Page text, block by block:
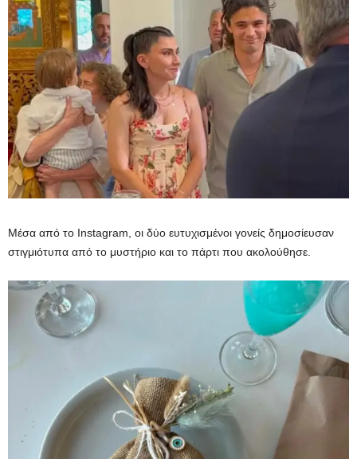
Μέσα από το Instagram, οι δύο ευτυχισμένοι γονείς δημοσίευσαν
στιγμιότυπα από το μυστήριο και το πάρτι που ακολούθησε.